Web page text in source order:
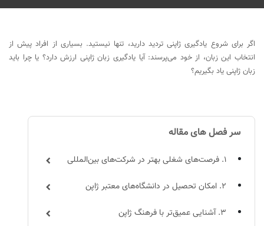
اگر برای شروع یادگیری ژاپنی تردید دارید، تنها نیستید. بسیاری از افراد پیش از
انتخاب این زبان، از خود می‌پرسند: آیا یادگیری زبان ژاپنی ارزش دارد؟ یا چرا باید
زبان ژاپنی یاد بگیریم؟
سر فصل های مقاله
۱. فرصت‌های شغلی بهتر در شرکت‌های بین‌المللی
۲. امکان تحصیل در دانشگاه‌های معتبر ژاپن
۳. آشنایی عمیق‌تر با فرهنگ ژاپن